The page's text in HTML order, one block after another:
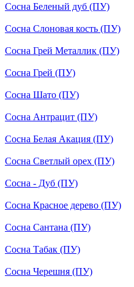
Сосна Беленый дуб (ПУ)
Сосна Слоновая кость (ПУ)
Сосна Грей Металлик (ПУ)
Сосна Грей (ПУ)
Сосна Шато (ПУ)
Сосна Антрацит (ПУ)
Сосна Белая Акация (ПУ)
Сосна Светлый орех (ПУ)
Сосна - Дуб (ПУ)
Сосна Красное дерево (ПУ)
Сосна Сантана (ПУ)
Сосна Табак (ПУ)
Сосна Черешня (ПУ)